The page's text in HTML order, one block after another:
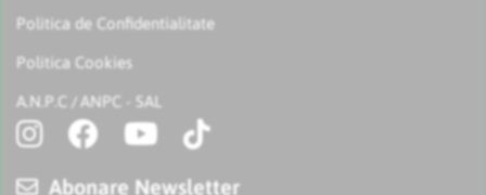
Politica de Confidentialitate
Politica Cookies
A.N.P.C / ANPC - SAL
Abonare Newsletter